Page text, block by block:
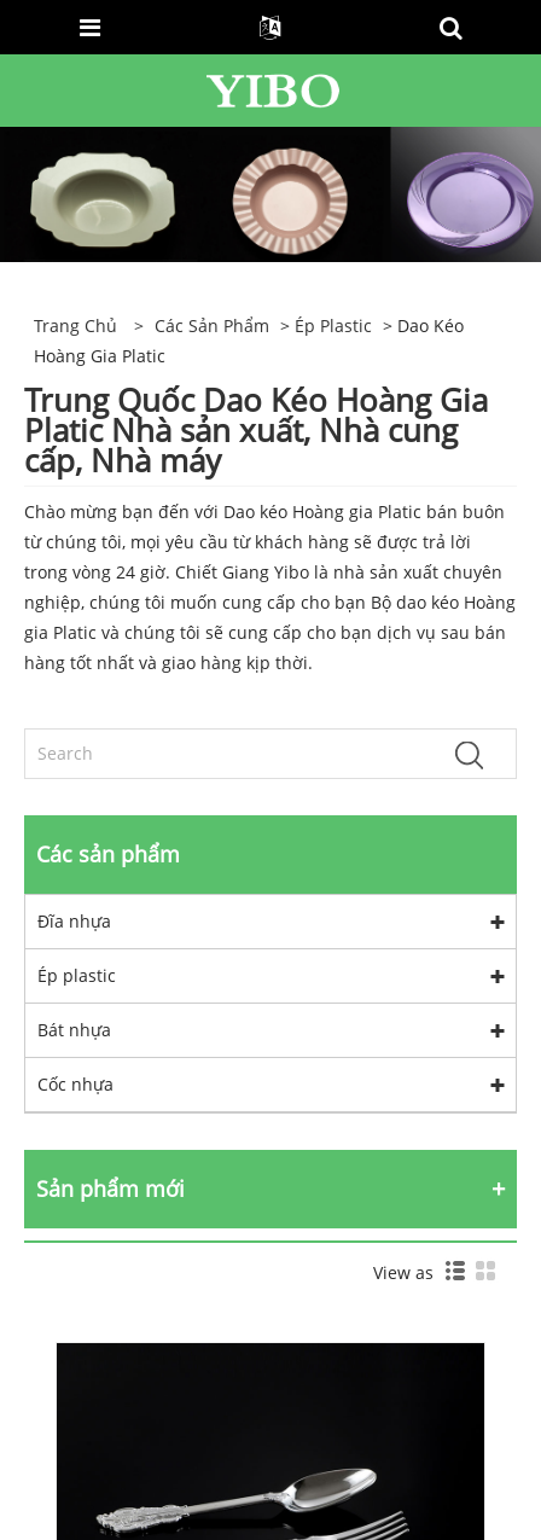
Trang Chủ > Các Sản Phẩm > Ép Plastic > Dao Kéo
Hoàng Gia Platic
Trung Quốc Dao Kéo Hoàng Gia
Platic Nhà sản xuất, Nhà cung
cấp, Nhà máy
Chào mừng bạn đến với Dao kéo Hoàng gia Platic bán buôn
từ chúng tôi, mọi yêu cầu từ khách hàng sẽ được trả lời
trong vòng 24 giờ. Chiết Giang Yibo là nhà sản xuất chuyên
nghiệp, chúng tôi muốn cung cấp cho bạn Bộ dao kéo Hoàng
gia Platic và chúng tôi sẽ cung cấp cho bạn dịch vụ sau bán
hàng tốt nhất và giao hàng kịp thời.
Các sản phẩm
Đĩa nhựa
Ép plastic
Bát nhựa
Cốc nhựa
Sản phẩm mới
View as